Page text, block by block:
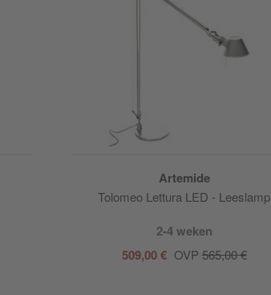
Artemide
Tolomeo Lettura LED - Leeslamp
2-4 weken
509,00 € OVP 565,00 €